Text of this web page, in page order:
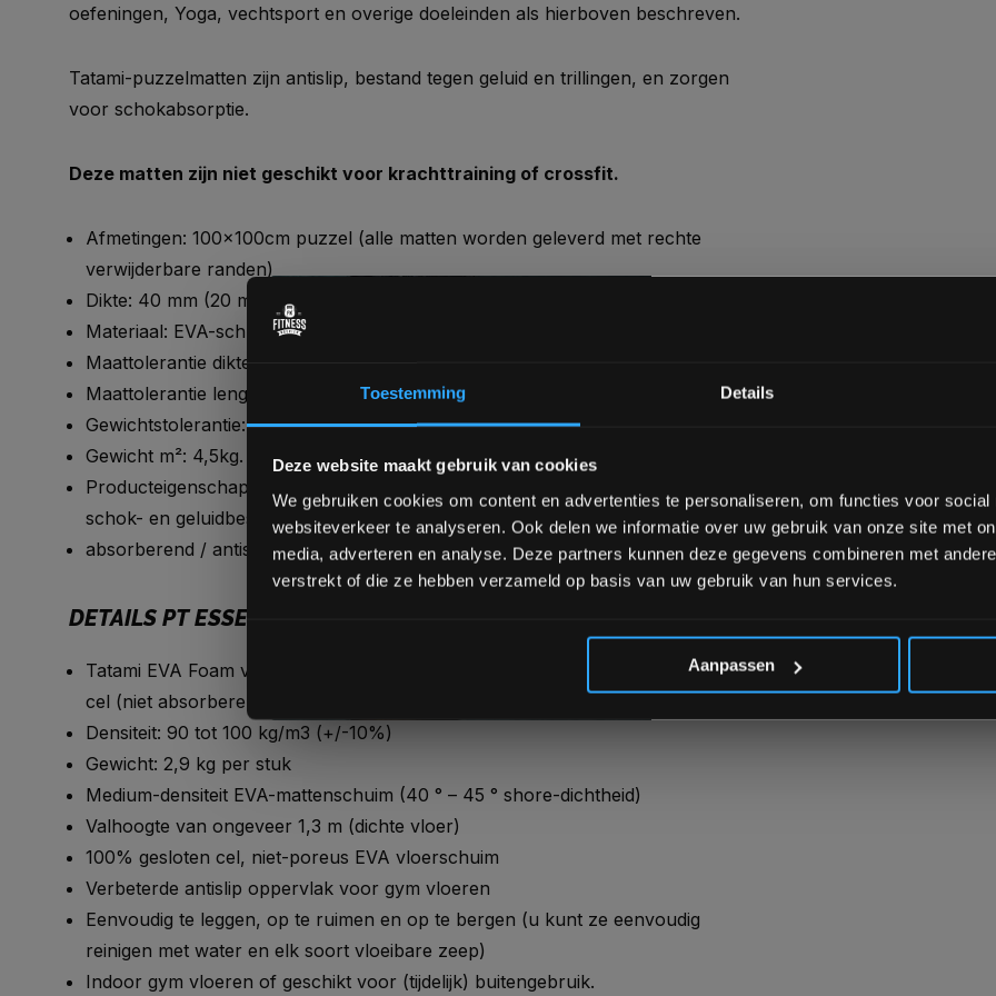
Toestemming Details
Deze website maakt gebruik van cookies
We gebruiken cookies om content en advertenties te personaliseren, om functies voor social
websiteverkeer te analyseren. Ook delen we informatie over uw gebruik van onze site met
media, adverteren en analyse. Deze partners kunnen deze gegevens combineren met
verstrekt of die ze hebben verzameld op basis van uw gebruik van hun services.
Aanpassen
oefeningen, Yoga, vechtsport en overige doeleinden als hierboven beschreven.
Tatami-puzzelmatten zijn antislip, bestand tegen geluid en trillingen, en zorgen
voor schokabsorptie.
Deze matten zijn niet geschikt voor krachttraining of crossfit.
Afmetingen: 100x100cm puzzel (alle matten worden geleverd met rechte
verwijderbare randen)
Dikte: 40 mm (20 mm Kleur 1 & 20 mm Kleur 2)
Materiaal: EVA-schuim
Maattolerantie dikte: +/- 8%
Maattolerantie lengte-breedte: +/- 2%
Gewichtstolerantie: +/- 8%
Gewicht m²: 4,5kg.
Producteigenschappen: Waterbestendig / geschikt voor indoor gebruik /
schok- en geluidbestendig
absorberend / antislip.
DETAILS PT ESSENTIALS TATAMI MATTEN:
Tatami EVA Foam vloermatten zijn gemaakt van een hoogwaardig, gesloten
cel (niet absorberend) EVA-schuim, dat antibacterieel en 100% niet-toxisch is.
Densiteit: 90 tot 100 kg/m3 (+/-10%)
Gewicht: 2,9 kg per stuk
Medium-densiteit EVA-mattenschuim (40 ° – 45 ° shore-dichtheid)
Valhoogte van ongeveer 1,3 m (dichte vloer)
100% gesloten cel, niet-poreus EVA vloerschuim
Verbeterde antislip oppervlak voor gym vloeren
Eenvoudig te leggen, op te ruimen en op te bergen (u kunt ze eenvoudig
reinigen met water en elk soort vloeibare zeep)
Indoor gym vloeren of geschikt voor (tijdelijk) buitengebruik.
Bam! 5% korting op je